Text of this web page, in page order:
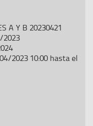
A Y B 20230421
2023
2023 10:00 hasta el